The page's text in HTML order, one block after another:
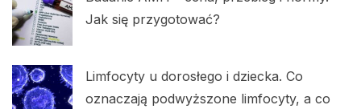
Jak się przygotować?
Limfocyty u dorosłego i dziecka. Co
oznaczają podwyższone limfocyty, a co